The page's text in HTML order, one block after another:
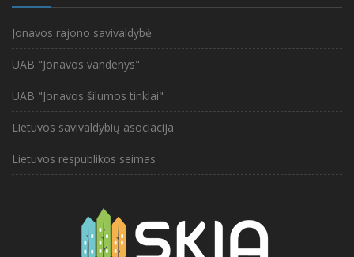
Jonavos rajono savivaldybė
UAB "Jonavos vandenys"
UAB "Jonavos šilumos tinklai"
Lietuvos savivaldybių asociacija
Lietuvos respublikos seimas